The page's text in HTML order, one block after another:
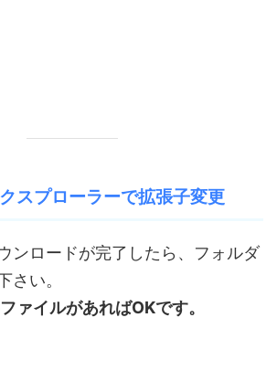
スプローラーで拡張子変更
ンロードが完了したら、フォルダ
さい。
ァイルがあればOKです。